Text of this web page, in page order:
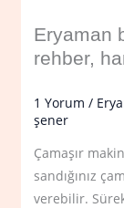
Eryaman
rehber,
1 Yorum /
şener
Çamaşır
sandığınız
verebilir.